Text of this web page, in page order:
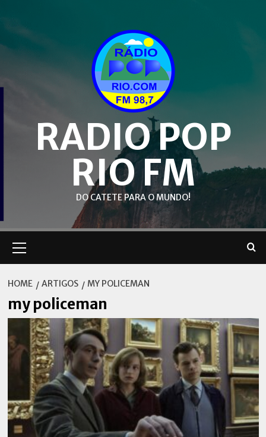
content
RADIO POP
RIO FM
DO CATETE PARA O MUNDO!
Menu
HOME ARTIGOS MY POLICEMAN
my policeman